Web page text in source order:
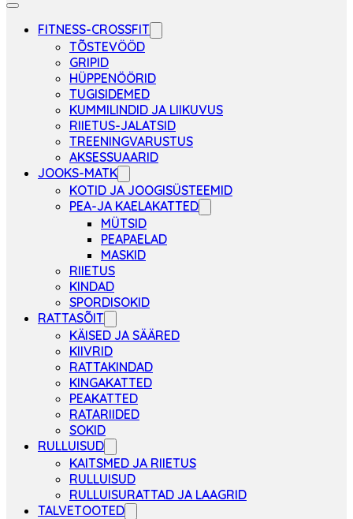
FITNESS-CROSSFIT
TÕSTEVÖÖD
GRIPID
HÜPPENÖÖRID
TUGISIDEMED
KUMMILINDID JA LIIKUVUS
RIIETUS-JALATSID
TREENINGVARUSTUS
AKSESSUAARID
JOOKS-MATK
KOTID JA JOOGISÜSTEEMID
PEA-JA KAELAKATTED
MÜTSID
PEAPAELAD
MASKID
RIIETUS
KINDAD
SPORDISOKID
RATTASÕIT
KÄISED JA SÄÄRED
KIIVRID
RATTAKINDAD
KINGAKATTED
PEAKATTED
RATARIIDED
SOKID
RULLUISUD
KAITSMED JA RIIETUS
RULLUISUD
RULLUISURATTAD JA LAAGRID
TALVETOOTED